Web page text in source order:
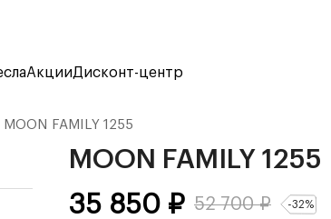
АкцииДисконт-центр
MOON FAMILY 1255
MOON FAMILY 1255
35 850 ₽ 52 700₽ -32%